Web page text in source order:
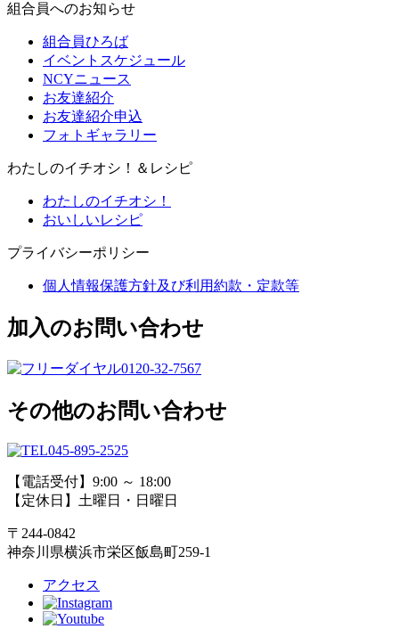
組合員へのお知らせ
組合員ひろば
イベントスケジュール
NCYニュース
お友達紹介
お友達紹介申込
フォトギャラリー
わたしのイチオシ！＆レシピ
わたしのイチオシ！
おいしいレシピ
プライバシーポリシー
個人情報保護方針及び利用約款・定款等
加入のお問い合わせ
0120-32-7567
その他のお問い合わせ
045-895-2525
【電話受付】9:00 ～ 18:00
【定休日】土曜日・日曜日
〒244-0842
神奈川県横浜市栄区飯島町259-1
アクセス